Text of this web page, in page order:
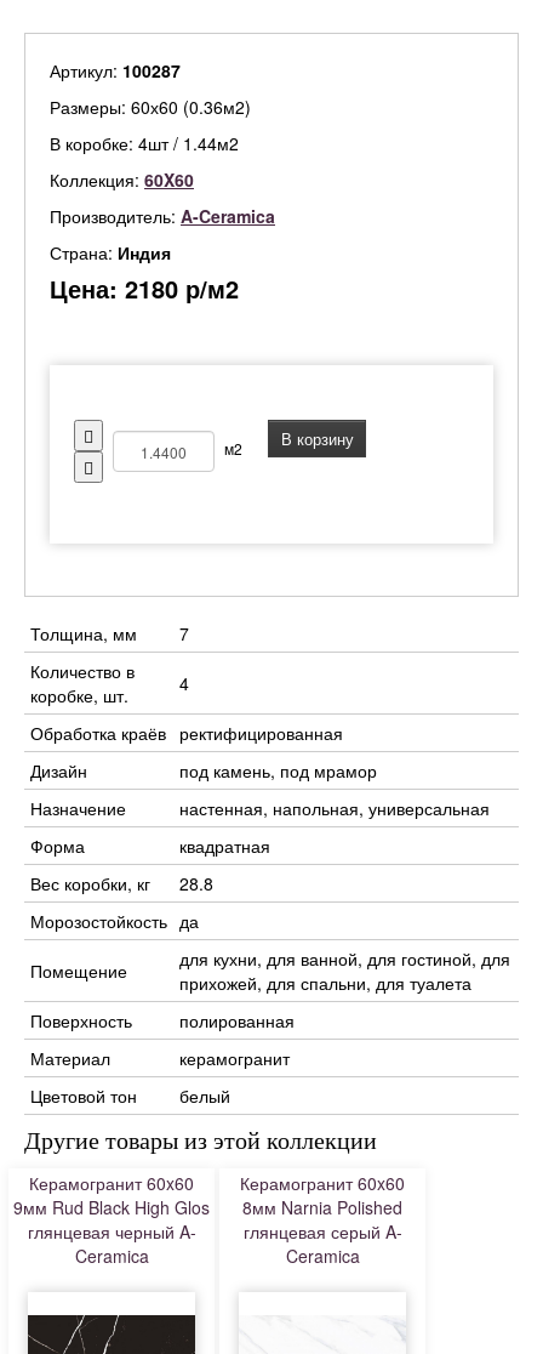
Артикул: 100287
Размеры: 60х60 (0.36м2)
В коробке: 4шт / 1.44м2
Коллекция: 60X60
Производитель: A-Ceramica
Страна: Индия
Цена: 2180 р/м2
м2 В корзину
Толщина, мм
7
Количество в
коробке, шт.
4
Обработка краёв ректифицированная
Дизайн
под камень, под мрамор
Назначение
настенная, напольная, универсальная
Форма
квадратная
Вес коробки, кг
28.8
Морозостойкость да
Помещение
для кухни, для ванной, для гостиной, для
прихожей, для спальни, для туалета
Поверхность
полированная
Материал
керамогранит
Цветовой тон
белый
Другие товары из этой коллекции
Керамогранит 60x60
9мм Rud Black High Glos
глянцевая черный A-
Ceramica
Керамогранит 60x60
8мм Narnia Polished
глянцевая серый A-
Ceramica